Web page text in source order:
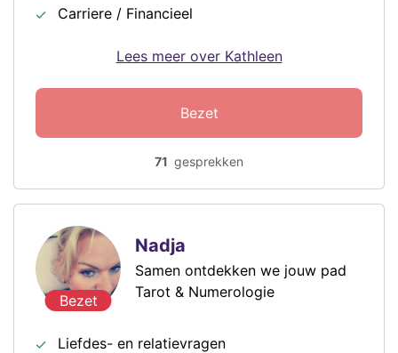
Carriere / Financieel
71 gesprekken
Bezet
Lees meer over Kathleen
Bezet
Nadja
Samen ontdekken we jouw pad
Tarot & Numerologie
Liefdes- en relatievragen